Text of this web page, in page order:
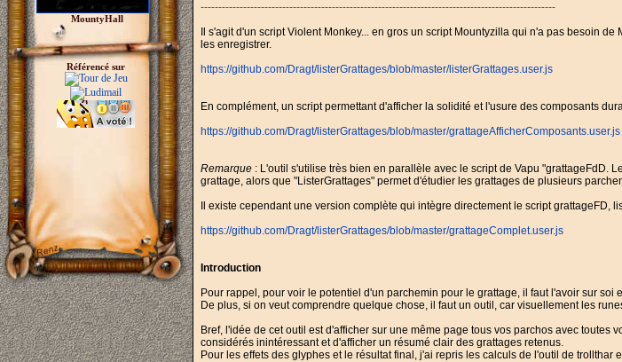
MountyHall
Référencé sur
----------------------------------------------------------------------------------------------------
Il s'agit d'un script Violent Monkey... en gros un script Mountyzilla qui n'a pas besoin
les enregistrer.
https://github.com/Dragt/listerGrattages/blob/master/listerGrattages.user.js
En complément, un script permettant d'afficher la solidité et l'usure des composants
https://github.com/Dragt/listerGrattages/blob/master/grattageAfficherComposants.user.js
Remarque : L'outil s'utilise très bien en parallèle avec le script de Vapu "grattageFdD.
grattage, alors que "ListerGrattages" permet d'étudier les grattages de plusieurs
Il existe cependant une version complète qui intègre directement le script
https://github.com/Dragt/listerGrattages/blob/master/grattageComplet.user.js
Introduction
Pour rappel, pour voir le potentiel d'un parchemin pour le grattage, il faut l'avoir sur
De plus, si on veut comprendre quelque chose, il faut un outil, car visuellement les
Bref, l'idée de cet outil est d'afficher sur une même page tous vos parchos avec
considérés inintéressant et d'afficher un résumé clair des grattages retenus.
Pour les effets des glyphes et le résultat final, j'ai repris les calculs de l'outil de trollthar